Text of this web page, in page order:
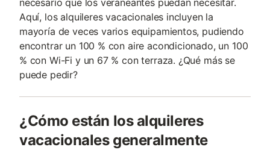
necesario que los veraneantes puedan necesitar.
Aquí, los alquileres vacacionales incluyen la
mayoría de veces varios equipamientos, pudiendo
encontrar un 100 % con aire acondicionado, un 100
% con Wi-Fi y un 67 % con terraza. ¿Qué más se
puede pedir?
¿Cómo están los alquileres
vacacionales generalmente